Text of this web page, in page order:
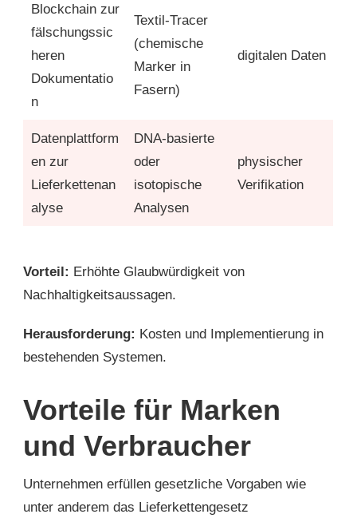
Blockchain zur
fälschungssic
heren
Dokumentatio
n
Textil-Tracer
(chemische
Marker in
Fasern)
digitalen Daten
Datenplattform
en zur
Lieferkettenan
alyse
DNA-basierte
oder
isotopische
Analysen
physischer
Verifikation
Vorteil: Erhöhte Glaubwürdigkeit von
Nachhaltigkeitsaussagen.
Herausforderung: Kosten und Implementierung in
bestehenden Systemen.
Vorteile für Marken
und Verbraucher
Unternehmen erfüllen gesetzliche Vorgaben wie
unter anderem das Lieferkettengesetz